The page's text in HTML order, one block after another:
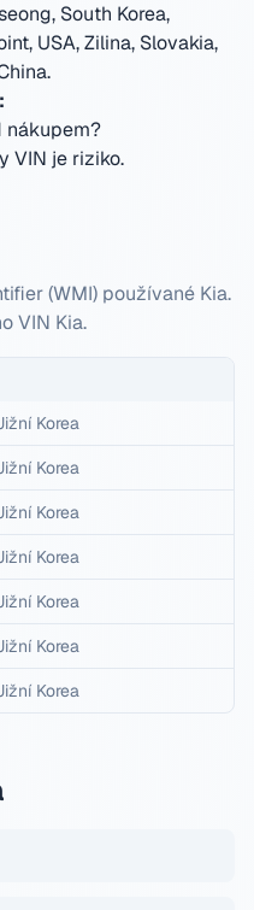
South Korea,
USA, Zilina, Slovakia,
.
nákupem?
VIN je riziko.
(WMI) používané Kia.
VIN Kia.
Korea
Korea
Korea
Korea
Korea
Korea
Korea